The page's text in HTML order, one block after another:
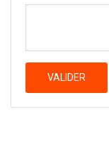
VALIDER